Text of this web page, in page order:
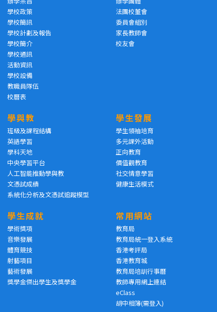
學校政策
學校簡訊
學校計劃及報告
學校簡介
學校通訊
活動資訊
學校設備
教職員隊伍
校曆表
法團校董會
委員會組別
家長教師會
校友會
學與教
班級及課程結構
英語學習
學科天地
中央學習平台
人工智能推動學與教
文憑試成績
系統化分析及文憑試追蹤模型
學生發展
學生領袖培育
多元課外活動
正向教育
價值觀教育
社交情意學習
健康生活模式
學生成就
學術獎項
音樂發展
體育競技
射藝項目
藝術發展
獎學金傑出學生及獎學金
常用網站
教育局
教育局統一登入系統
香港考評局
香港教育城
教育局培訓行事曆
教師專用網上連結
eClass
胡中相簿(需登入)